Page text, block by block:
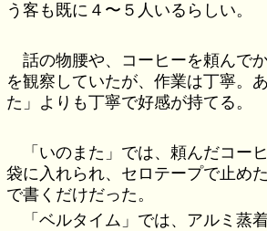
う客も既に４〜５人いるらしい。
話の物腰や、コーヒーを頼んで
を観察していたが、作業は丁寧。
た」よりも丁寧で好感が持てる。
「いのまた」では、頼んだコー
袋に入れられ、セロテープで止め
で書くだけだった。
「ベルタイム」では、アルミ蒸